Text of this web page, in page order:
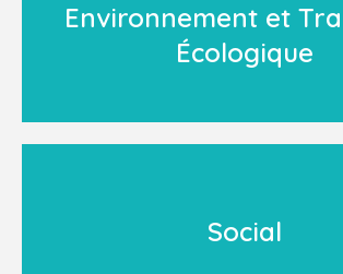
Environnement et
Écologique
Social